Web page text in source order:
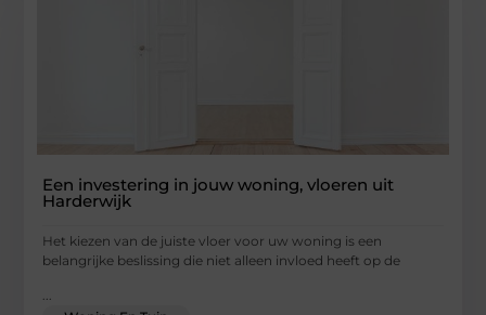
Een investering in jouw woning, vloeren uit
Harderwijk
Het kiezen van de juiste vloer voor uw woning is een
belangrijke beslissing die niet alleen invloed heeft op de
...